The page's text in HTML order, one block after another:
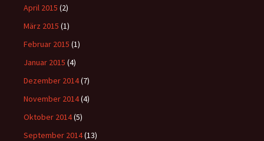
April 2015 (2)
März 2015 (1)
Februar 2015 (1)
Januar 2015 (4)
Dezember 2014(7)
November 2014(4)
Oktober 2014(5)
September 2014(13)